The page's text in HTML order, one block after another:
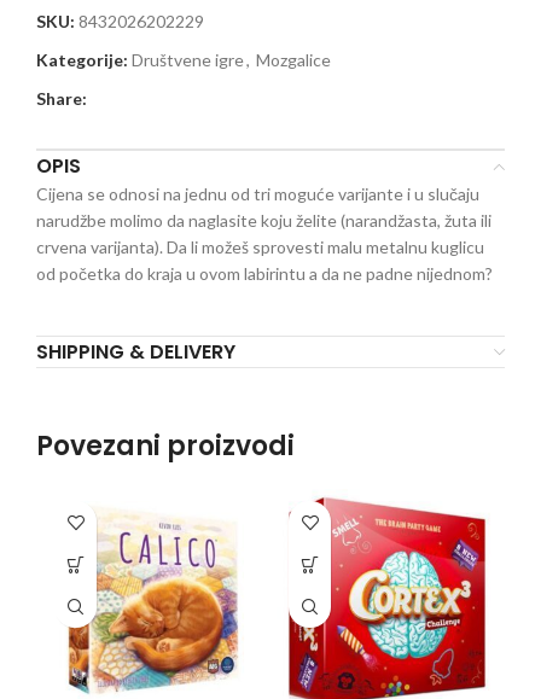
SKU: 8432026202229
Kategorije: Društvene igre, Mozgalice
Share:
OPIS
Cijena se odnosi na jednu od tri moguće varijante i u slučaju
narudžbe molimo da naglasite koju želite (narandžasta, žuta ili
crvena varijanta). Da li možeš sprovesti malu metalnu kuglicu
od početka do kraja u ovom labirintu a da ne padne nijednom?
SHIPPING & DELIVERY
Povezani proizvodi